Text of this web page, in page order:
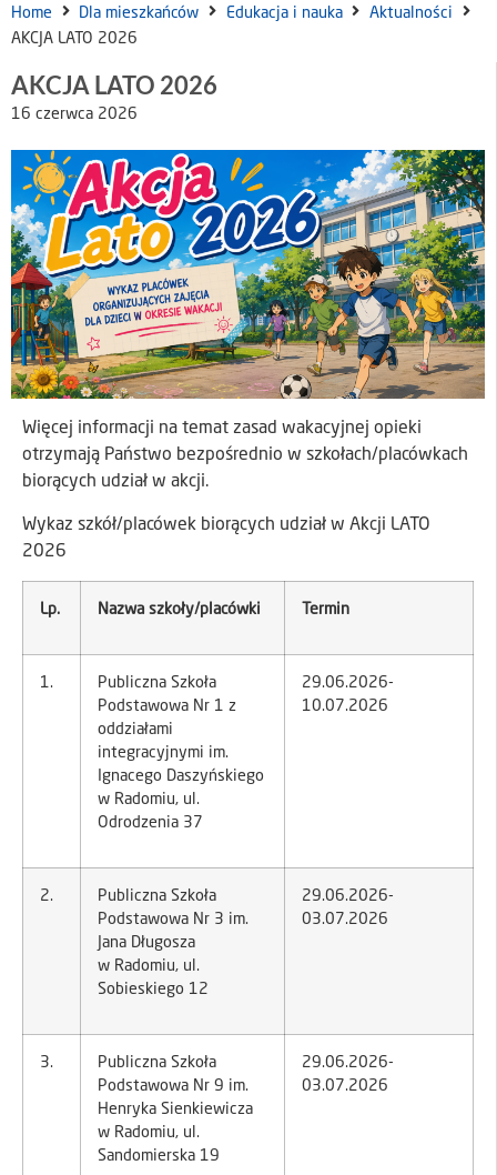
Home Dla mieszkańców Edukacja i nauka
Aktualności
AKCJA LATO 2026
AKCJA LATO 2026
16 czerwca 2026
Więcej informacji na temat zasad wakacyjnej opieki
otrzymają Państwo bezpośrednio w szkołach/placówkach
biorących udział w akcji.
Wykaz szkół/placówek biorących udział w Akcji LATO
2026
Lp. Nazwa szkoły/placówki Termin
1.
Publiczna Szkoła
Podstawowa Nr 1 z
oddziałami
integracyjnymi im.
Ignacego Daszyńskiego
w Radomiu, ul.
Odrodzenia 37
29.06.2026-
10.07.2026
2.
Publiczna Szkoła
Podstawowa Nr 3 im.
Jana Długosza
w Radomiu, ul.
Sobieskiego 12
29.06.2026-
03.07.2026
3.
Publiczna Szkoła
Podstawowa Nr 9 im.
Henryka Sienkiewicza
w Radomiu, ul.
Sandomierska 19
29.06.2026-
03.07.2026